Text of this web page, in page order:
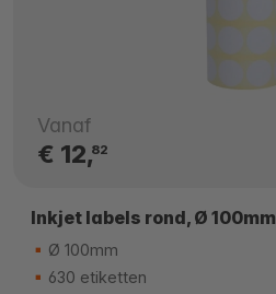
Vanaf
€ 12,82
Inkjet labels rond, Ø 100mm
Ø 100mm
630 etiketten